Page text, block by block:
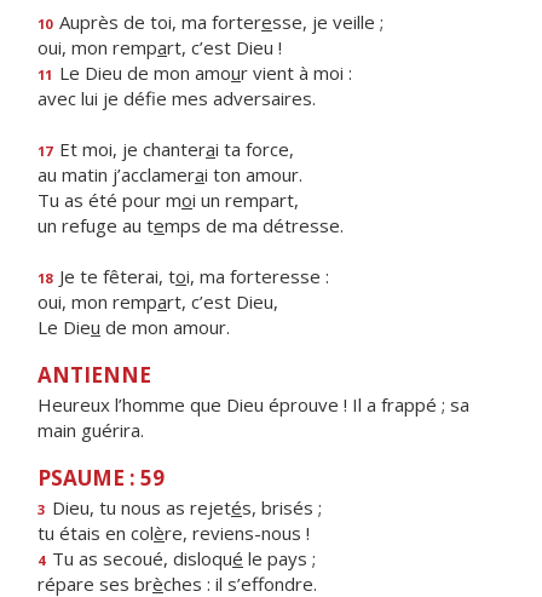
10 Auprès de toi, ma forteresse, je veille ;
oui, mon rempart, c’est Dieu !
11 Le Dieu de mon amour vient à moi :
avec lui je défe mes adversaires.
17 Et moi, je chanterai ta force,
au matin j’acclamerai ton amour.
Tu as été pour moi un rempart,
un refuge au temps de ma détresse.
18 Je te fêterai, toi, ma forteresse :
oui, mon rempart, c’est Dieu,
Le Dieu de mon amour.
ANTIENNE
Heureux l’homme que Dieu éprouve ! Il a frappé ; sa
main guérira.
PSAUME : 59
3 Dieu, tu nous as rejetés, brisés ;
tu étais en colère, reviens-nous !
4 Tu as secoué, disloqué le pays ;
répare ses brèches : il s’effondre.